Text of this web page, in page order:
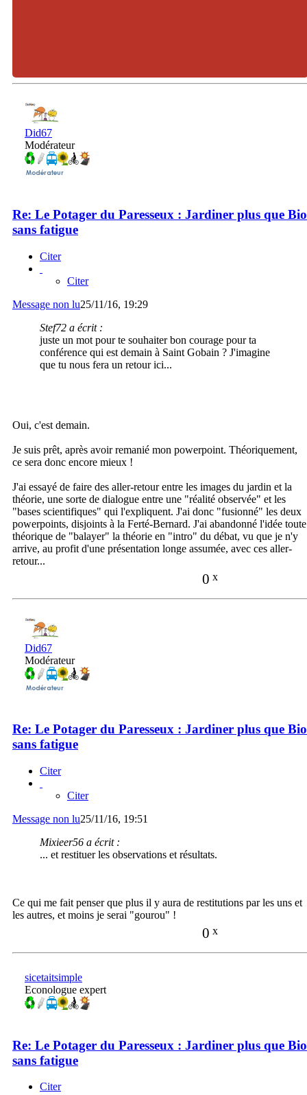
Did67
Modérateur
Re: Le Potager du Paresseux : Jardiner plus que Bio
sans fatigue
Citer
Citer
Message non lu25/11/16, 19:29
Stef72 a écrit :
juste un mot pour te souhaiter bon courage pour ta
conférence qui est demain à Saint Gobain ? J'imagine
que tu nous fera un retour ici...
Oui, c'est demain.
Je suis prêt, après avoir remanié mon powerpoint. Théoriquement,
ce sera donc encore mieux !
J'ai essayé de faire des aller-retour entre les images du jardin et la
théorie, une sorte de dialogue entre une "réalité observée" et les
"bases scientifiques" qui l'expliquent. J'ai donc "fusionné" les deux
powerpoints, disjoints à la Ferté-Bernard. J'ai abandonné l'idée toute
théorique de "balayer" la théorie en "intro" du débat, vu que je n'y
arrive, au profit d'une présentation longe assumée, avec ces aller-
retour...
0 x
Did67
Modérateur
Re: Le Potager du Paresseux : Jardiner plus que Bio
sans fatigue
Citer
Citer
Message non lu25/11/16, 19:51
Mixieer56 a écrit :
... et restituer les observations et résultats.
Ce qui me fait penser que plus il y aura de restitutions par les uns et
les autres, et moins je serai "gourou" !
0 x
sicetaitsimple
Econologue expert
Re: Le Potager du Paresseux : Jardiner plus que Bio
sans fatigue
Citer